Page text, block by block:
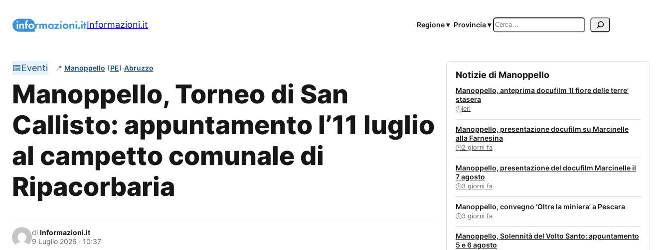
Informazioni.it Regione ▾ Provincia ▾ Cerca
📅Eventi 📍 Manoppello (PE)·Abruzzo
Manoppello, Torneo di San
Callisto: appuntamento l’11 luglio
al campetto comunale di
Ripacorbaria
di Informazioni.it
9 Luglio 2026 · 10:37
Notizie di Manoppello
Manoppello, anteprima docufilm ‘Il fiore delle terre’
stasera
🕒Ieri
Manoppello, presentazione docufilm su Marcinelle
alla Farnesina
🕒2 giorni fa
Manoppello, presentazione del docufilm Marcinelle il
7 agosto
🕒3 giorni fa
Manoppello, convegno ‘Oltre la miniera’ a Pescara
🕒3 giorni fa
Manoppello, Solennità del Volto Santo: appuntamento
5 e 6 agosto